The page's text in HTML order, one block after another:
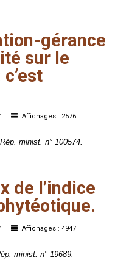
gérance
sur le
c’est
Affichages : 2576
minist. n° 100574.
de l’indice
Affichages : 4947
minist. n° 19689.